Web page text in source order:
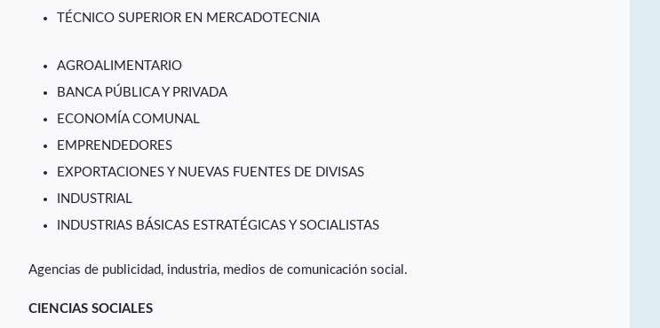
TÉCNICO SUPERIOR EN MERCADOTECNIA
AGROALIMENTARIO
BANCA PÚBLICA Y PRIVADA
ECONOMÍA COMUNAL
EMPRENDEDORES
EXPORTACIONES Y NUEVAS FUENTES DE DIVISAS
INDUSTRIAL
INDUSTRIAS BÁSICAS ESTRATÉGICAS Y SOCIALISTAS
Agencias de publicidad, industria, medios de comunicación social.
CIENCIAS SOCIALES